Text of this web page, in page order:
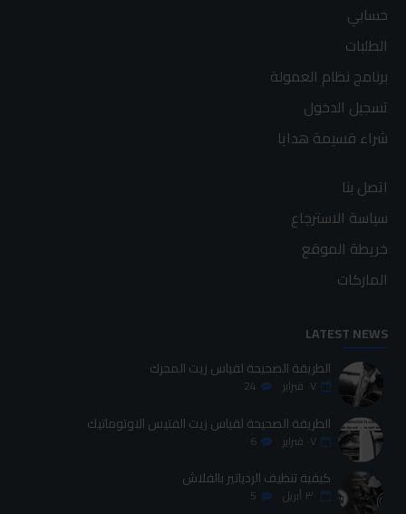
حسابي
الطلبات
برنامج نظام العمولة
تسجيل الدخول
شراء قسيمة هدايا
اتصل بنا
سياسة الاسترجاع
خريطة الموقع
الماركات
LATEST NEWS
الطريقة الصحيحة لقياس زيت المحرك
٠٧ فبراير 24
الطريقة الصحيحة لقياس زيت الفتيس الاوتوماتيك
٠٧ فبراير 6
كيفية تنظيف الردياتير بالفلاش
٣٠ أبريل 5